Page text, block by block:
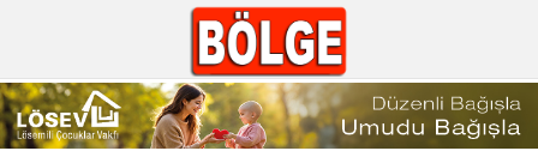
GÜNCEL